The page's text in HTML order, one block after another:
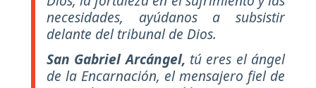
necesidades, ayúdanos a subsistir
delante del tribunal de Dios.
San Gabriel Arcángel, tú eres el ángel
de la Encarnación, el mensajero fiel de